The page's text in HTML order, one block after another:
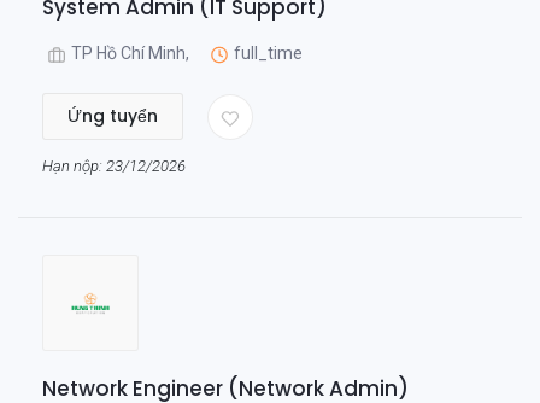
System Admin (IT Support)
TP Hồ Chí Minh, full_time
Ứng tuyển
Hạn nộp: 23/12/2026
Network Engineer (Network Admin)